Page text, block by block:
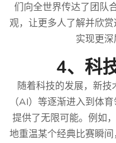
们向全世界传达了团队
观，让更多人了解并欣
实现更深
4、科
随着科技的发展，新
（AI）等逐渐进入到体
提供了无限可能。例如
地重温某个经典比赛瞬